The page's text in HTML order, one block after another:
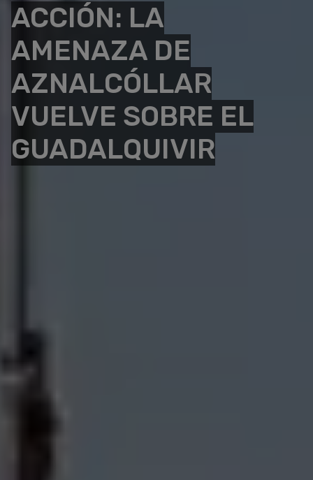
ACCIÓN: LA
AMENAZA DE
AZNALCÓLLAR
VUELVE SOBRE EL
GUADALQUIVIR